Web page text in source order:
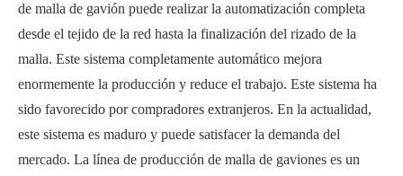
de malla de gavión puede realizar la automatización completa
desde el tejido de la red hasta la finalización del rizado de la
malla. Este sistema completamente automático mejora
enormemente la producción y reduce el trabajo. Este sistema ha
sido favorecido por compradores extranjeros. En la actualidad,
este sistema es maduro y puede satisfacer la demanda del
mercado. La línea de producción de malla de gaviones es un